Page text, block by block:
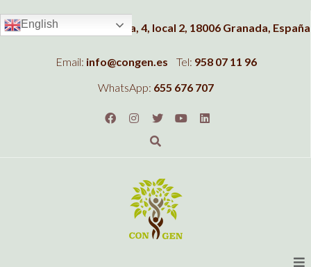
Dirección: C/Albahaca, 4, local 2, 18006 Granada, España
Email: info@congen.es Tel: 958 07 11 96
WhatsApp: 655 676 707
English